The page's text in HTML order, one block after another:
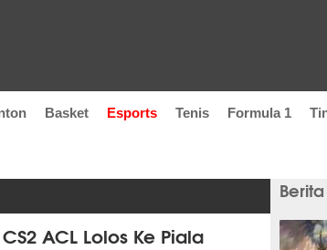
Basket Esports Tenis Formula 1
ACL Lolos Ke Piala